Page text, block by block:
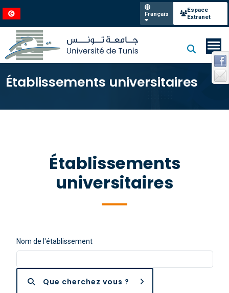
Français
Espace
Extranet
Établissements universitaires
Établissements
universitaires
Nom de l'établissement
Que cherchez vous ?